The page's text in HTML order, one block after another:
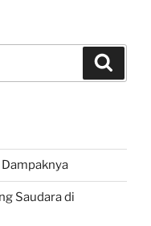
Saudara di